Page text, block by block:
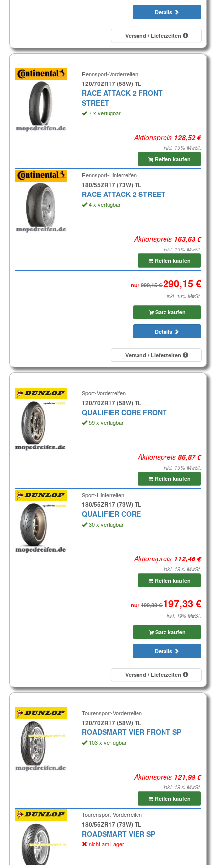
Details
Versand / Lieferzeiten
Rennsport-Vorderreifen
120/70ZR17 (58W) TL
RACE ATTACK 2 FRONT
STREET
7 x verfügbar
Aktionspreis
inkl. 19% MwSt.
Reifen kaufen
Rennsport-Hinterreifen
180/55ZR17 (73W) TL
RACE ATTACK 2 STREET
4 x verfügbar
Aktionspreis
inkl. 19% MwSt.
Reifen kaufen
nur
inkl. 19% MwSt.
Satz kaufen
Details
Versand / Lieferzeiten
Sport-Vorderreifen
120/70ZR17 (58W) TL
QUALIFIER CORE FRONT
59 x verfügbar
Aktionspreis
inkl. 19% MwSt.
Reifen kaufen
Sport-Hinterreifen
180/55ZR17 (73W) TL
QUALIFIER CORE
30 x verfügbar
Aktionspreis
inkl. 19% MwSt.
Reifen kaufen
nur
inkl. 19% MwSt.
Satz kaufen
Details
Versand / Lieferzeiten
Tourensport-Vorderreifen
120/70ZR17 (58W) TL
ROADSMART VIER FRONT SP
103 x verfügbar
Aktionspreis
inkl. 19% MwSt.
Reifen kaufen
Tourensport-Vorderreifen
180/55ZR17 (73W) TL
ROADSMART VIER SP
nicht am Lager